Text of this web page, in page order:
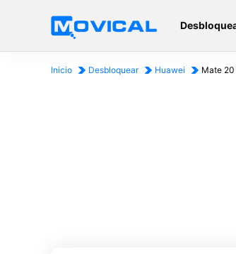
Inicio Desbloquear Huawei Mate 20